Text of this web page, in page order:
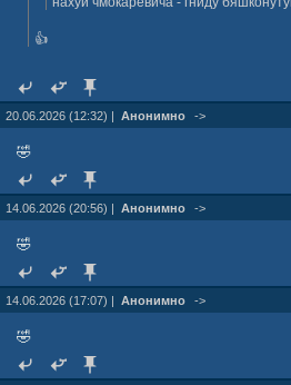
👍
20.06.2026 (12:32) | Анонимно ->
🤣
14.06.2026 (20:56) | Анонимно ->
🤣
14.06.2026 (17:07) | Анонимно ->
🤣